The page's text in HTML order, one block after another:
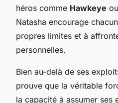
héros comme Hawkeye ou
Natasha encourage
propres limites et à
personnelles.
Bien au-delà de ses
prouve que la véritable
la capacité à assumer ses